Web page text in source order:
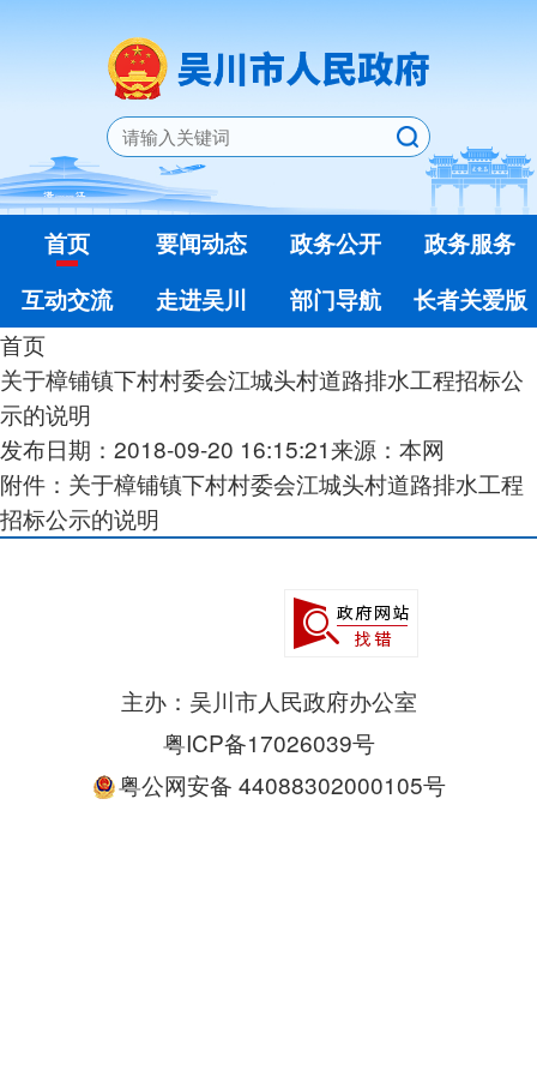
首页 要闻动态 政务公开
政务服务
互动交流
走进吴川 部门导航
长者关爱版
首页
关于樟铺镇下村村委会江城头村道路排水工程招标公
示的说明
发布日期：2018-09-20 16:15:21来源：本网
附件：关于樟铺镇下村村委会江城头村道路排水工程
招标公示的说明
主办：吴川市人民政府办公室
粤ICP备17026039号
粤公网安备 44088302000105号